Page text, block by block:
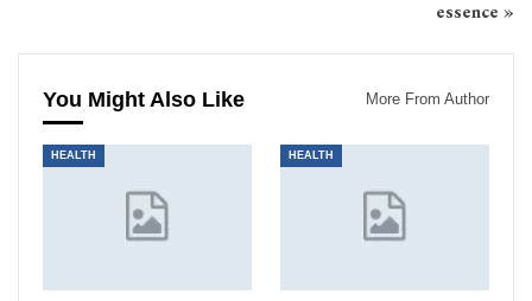
essence »
You Might Also Like More From Author
HEALTH HEALTH